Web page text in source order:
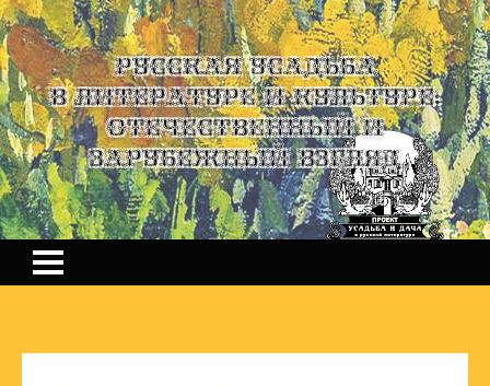
Русская усадьба
в литературе и культуре:
отечественный и
зарубежный взгляд